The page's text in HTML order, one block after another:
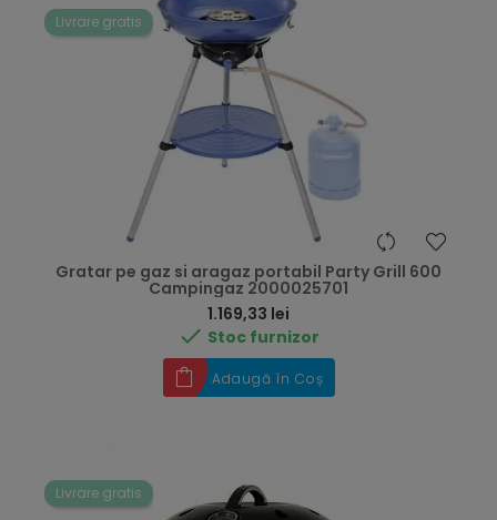
Livrare gratis
Gratar pe gaz si aragaz portabil Party Grill 600
Campingaz 2000025701
1.169,33 lei
 Stoc furnizor
Adaugă în Coș
Livrare gratis